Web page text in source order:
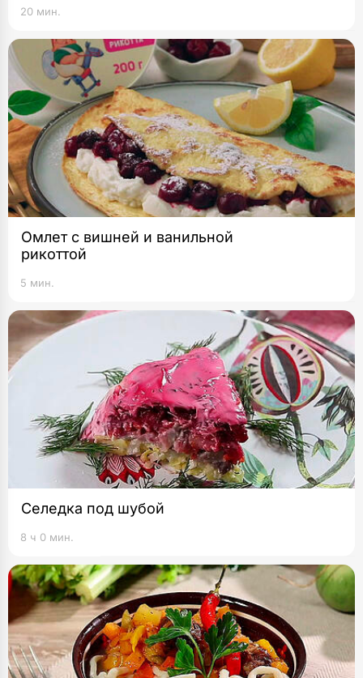
20 мин.
Омлет с вишней и ванильной
рикоттой
5 мин.
Селедка под шубой
8 ч 0 мин.